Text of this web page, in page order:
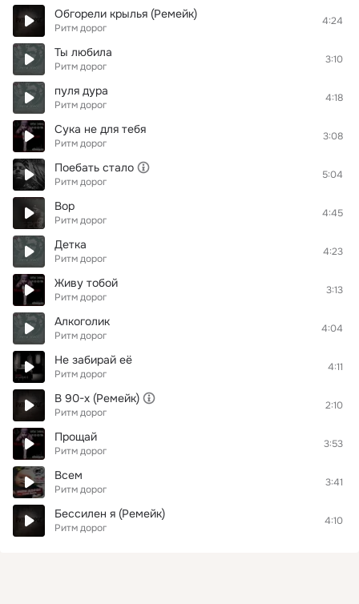
Обгорели крылья (Ремейк)
Ритм дорог
4:24
Ты любила
Ритм дорог
3:10
пуля дура
Ритм дорог
4:18
Сука не для тебя
Ритм дорог
3:08
Поебать стало
Ритм дорог
5:04
Вор
Ритм дорог
4:45
Детка
Ритм дорог
4:23
Живу тобой
Ритм дорог
3:13
Алкоголик
Ритм дорог
4:04
Не забирай её
Ритм дорог
4:11
В 90-х (Ремейк)
Ритм дорог
2:10
Прощай
Ритм дорог
3:53
Всем
Ритм дорог
3:41
Бессилен я (Ремейк)
Ритм дорог
4:10